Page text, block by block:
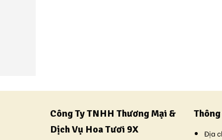
Công Ty TNHH Thương Mại &
Dịch Vụ Hoa Tươi 9X
Địa